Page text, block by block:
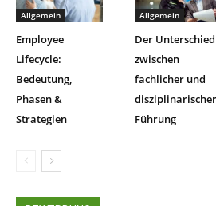
Allgemein
Employee
Lifecycle:
Bedeutung,
Phasen &
Strategien
Allgemein
Der Unterschied
zwischen
fachlicher und
disziplinarischer
Führung